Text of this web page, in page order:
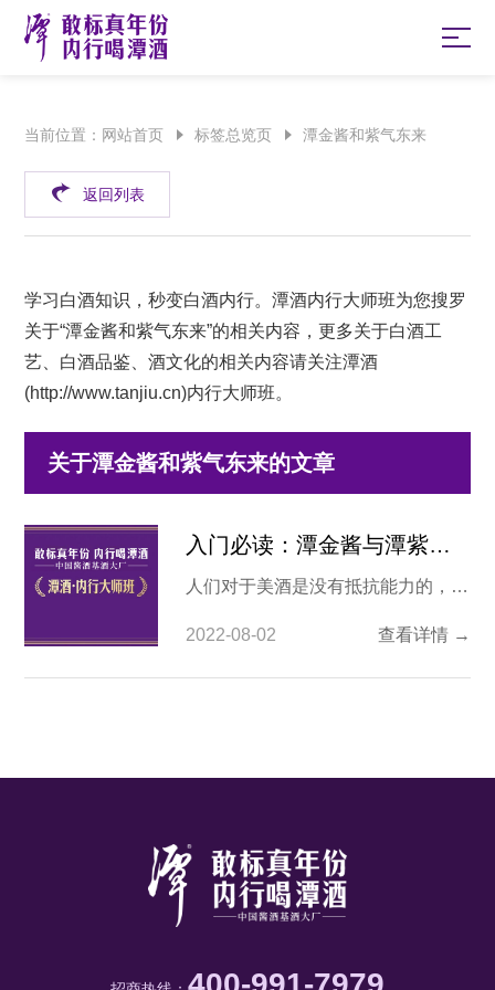
当前位置： 网站首页 标签总览页 潭金酱和紫气东来
返回列表
学习白酒知识，秒变白酒内行。潭酒内行大师班为您搜罗
关于“潭金酱和紫气东来”的相关内容，更多关于白酒工
艺、白酒品鉴、酒文化的相关内容请关注潭酒
(http://www.tanjiu.cn)内行大师班。
关于潭金酱和紫气东来的文章
入门必读：潭金酱与潭紫气东来简单对比
人们对于美酒是没有抵抗能力的，这
地都有出名的白酒，茅台、花雕、郎
酒、潭酒等，它们各有特点，但都深
2022-08-02 查看详情 →